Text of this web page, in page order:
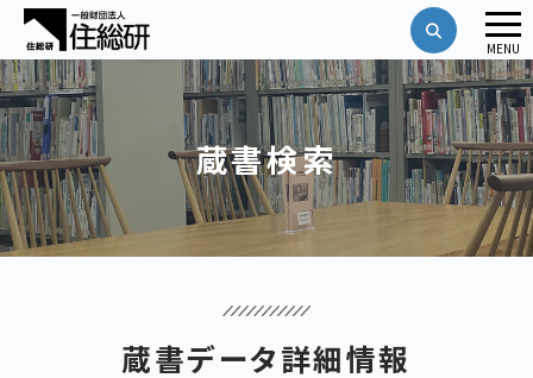
蔵書検索
蔵書データ詳細情報
メ
ニ
ュ
ー
MENU